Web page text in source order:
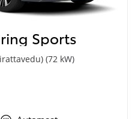
Sports
(72 kW)